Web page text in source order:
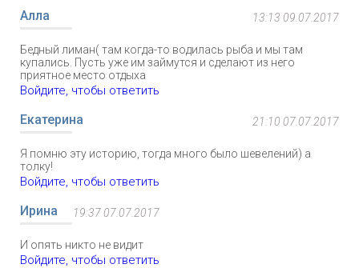
Алла 13:13 09.07.2017
Бедный лиман( там когда-то водилась рыба и мы там
купались. Пусть уже им займутся и сделают из него
приятное место отдыха
Войдите, чтобы ответить
Екатерина 21:10 07.07.2017
Я помню эту историю, тогда много было шевелений) а
толку!
Войдите, чтобы ответить
Ирина 19:37 07.07.2017
И опять никто не видит
Войдите, чтобы ответить